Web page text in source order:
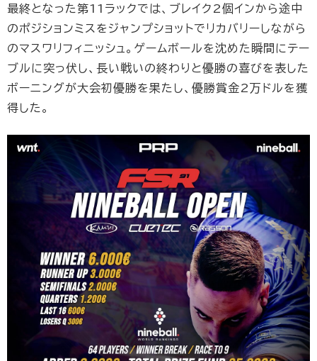
最終となった第11ラックでは、ブレイク2個インから途中
のポジションミスをジャンプショットでリカバリーしながら
のマスワリフィニッシュ。ゲームボールを沈めた瞬間にテー
ブルに突っ伏し、長い戦いの終わりと優勝の喜びを表した
ボーニングが大会初優勝を果たし、優勝賞金2万ドルを獲
得した。